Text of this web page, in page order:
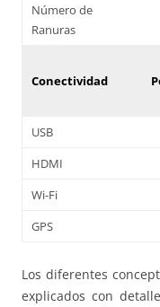
Número de
Ranuras
Conectividad
USB
HDMI
Wi-Fi
GPS
Los diferentes
explicados con